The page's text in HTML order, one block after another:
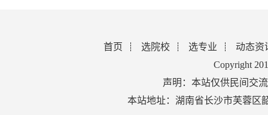
首页 选院校 选专业
动态资
Copyright
声明：本站仅供民间交
本站地址：湖南省长沙市芙蓉区